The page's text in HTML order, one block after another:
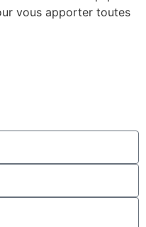
vous apporter toutes